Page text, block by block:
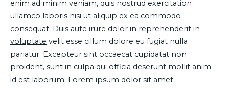
enim ad minim veniam, quis nostrud exercitation
ullamco laboris nisi ut aliquip ex ea commodo
consequat. Duis aute irure dolor in reprehenderit in
voluptate velit esse cillum dolore eu fugiat nulla
pariatur. Excepteur sint occaecat cupidatat non
proident, sunt in culpa qui officia deserunt mollit anim
id est laborum. Lorem ipsum dolor sit amet.